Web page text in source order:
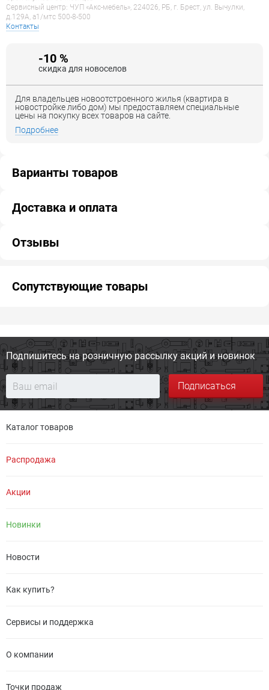
- корзина с лого PRIME by AKS,
- комплект направляющих скрытого монтажа с
доводчиком,
- комплект крышек для направляющих,
- комплект крепежей,
- шаблон для установки,
Сервисный центр: ЧУП «Акс-мебель», 224026, РБ, г. Брест, ул. Вычулки,
д.129А, a1/мтс 500-8-500
Контакты
-10 %
скидка для новоселов
Для владельцев новоотстроенного жилья (квартира в
новостройке либо дом) мы предоставляем специальные
цены на покупку всех товаров на сайте.
Подробнее
Варианты товаров
Доставка и оплата
Отзывы
Сопутствующие товары
Подпишитесь на розничную рассылку акций и новинок
Подписаться
Каталог товаров
Распродажа
Акции
Новинки
Новости
Как купить?
Сервисы и поддержка
О компании
Точки продаж